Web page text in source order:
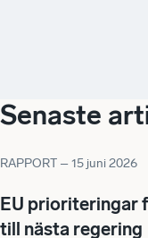
Senaste
RAPPORT –15 juni 2026
EU prioriteringar
till nästa regering